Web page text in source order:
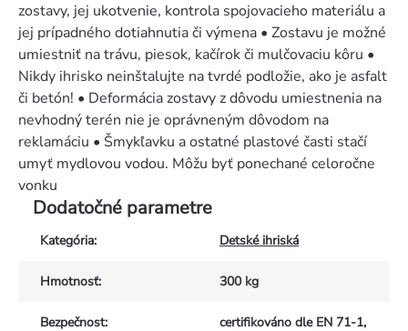
zostavy, jej ukotvenie, kontrola spojovacieho materiálu a
jej prípadného dotiahnutia či výmena • Zostavu je možné
umiestniť na trávu, piesok, kačírok či mulčovaciu kôru •
Nikdy ihrisko neinštalujte na tvrdé podložie, ako je asfalt
či betón! • Deformácia zostavy z dôvodu umiestnenia na
nevhodný terén nie je oprávneným dôvodom na
reklamáciu • Šmykľavku a ostatné plastové časti stačí
umyť mydlovou vodou. Môžu byť ponechané celoročne
vonku
Dodatočné parametre
Kategória: Detské ihriská
Hmotnosť: 300 kg
Bezpečnost:
certifikováno dle EN 71-1,